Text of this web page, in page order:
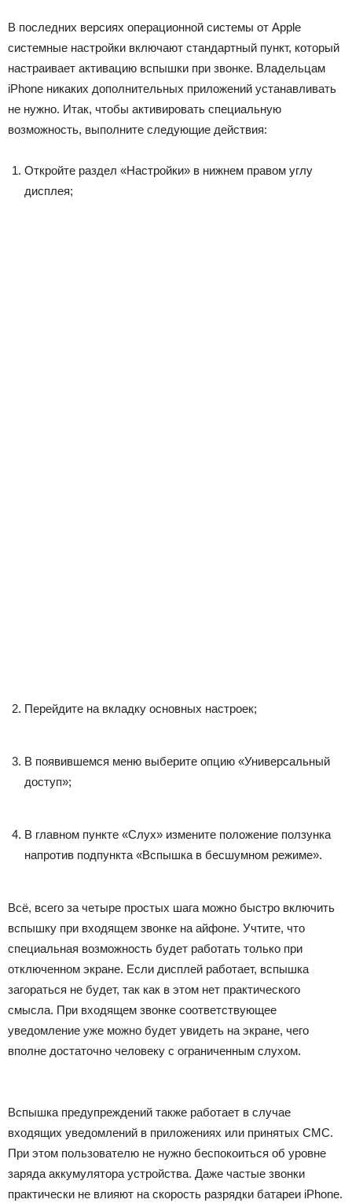
В последних версиях операционной системы от Apple
системные настройки включают стандартный пункт, который
настраивает активацию вспышки при звонке. Владельцам
iPhone никаких дополнительных приложений устанавливать
не нужно. Итак, чтобы активировать специальную
возможность, выполните следующие действия:
Откройте раздел «Настройки» в нижнем правом углу
дисплея;
Перейдите на вкладку основных настроек;
В появившемся меню выберите опцию «Универсальный
доступ»;
В главном пункте «Слух» измените положение ползунка
напротив подпункта «Вспышка в бесшумном режиме».
Всё, всего за четыре простых шага можно быстро включить
вспышку при входящем звонке на айфоне. Учтите, что
специальная возможность будет работать только при
отключенном экране. Если дисплей работает, вспышка
загораться не будет, так как в этом нет практического
смысла. При входящем звонке соответствующее
уведомление уже можно будет увидеть на экране, чего
вполне достаточно человеку с ограниченным слухом.
Вспышка предупреждений также работает в случае
входящих уведомлений в приложениях или принятых СМС.
При этом пользователю не нужно беспокоиться об уровне
заряда аккумулятора устройства. Даже частые звонки
практически не влияют на скорость разрядки батареи iPhone.